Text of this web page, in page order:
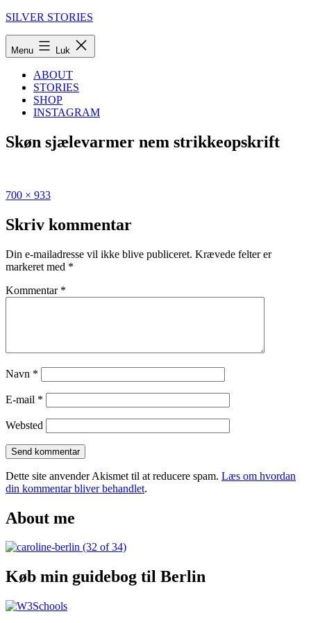
Fortsæt
SILVER STORIES
Menu Luk
ABOUT
STORIES
SHOP
INSTAGRAM
Skøn sjælevarmer nem strikkeopskrift
Udgivet
Skøn
sjælevarmer
strikkeopskrift
Fuld
700 × 933
Skriv kommentar
Din e-mailadresse vil ikke blive publiceret. Krævede felter er
markeret med *
Kommentar *
Navn *
E-mail *
Websted
Dette site anvender Akismet til at reducere spam. Læs om hvordan
din kommentar bliver behandlet.
About me
Køb min guidebog til Berlin